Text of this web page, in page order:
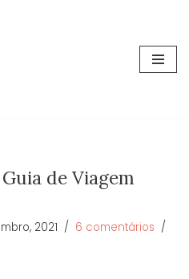
de Viagem
2021
6 comentários